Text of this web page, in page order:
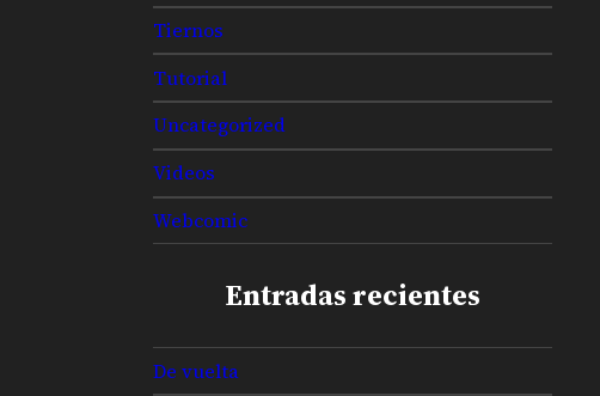
Tiernos
Tutorial
Uncategorized
Videos
Webcomic
Entradas recientes
De vuelta